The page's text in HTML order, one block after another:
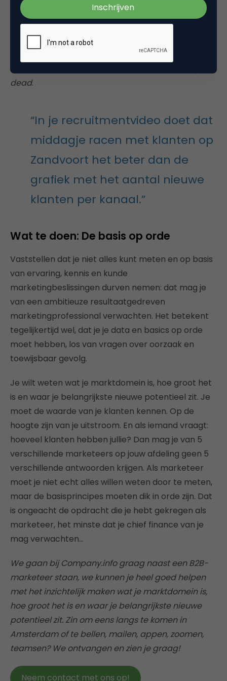
met het aantal nieuwe klanten per kanaal. Als je
doorslaat in “alles willen meten” en het attributie-
spel altijd wilt spelen, mis je heel wat kansen.
Helemaal in een oververhitte arbeidsmarkt…Wat dit
betreft is marketingattributie. Gewoon
dead.
“In je recruitmentvideo doet dat
middagje racen met klanten op
Zandvoort het beter dan de
grafiek met het aantal nieuwe
klanten per kanaal.”
Wat te doen: De basis op orde
Vaststellen dat je niet alles kunt meten en op basis
van ervaring, kennis en kunde
marketingbeslissingen durven nemen: dat mag je
van een ambitieuze resultaatgedreven
marketingprofessional verwachten. Het betekent
tegelijkertijd wel, dat je je data en basics op orde
moet hebben, los van vragen over oorzaak en
toewijsbaar gevolg.
Je wilt weten wat je marktdomein is, hoe groot het
is en waar je belangrijkste nieuwe potentieel zit. Je
moet de waarde van je klanten kennen. Op de
hoogte zijn van je uitstroom. En als iemand vraagt:
hoeveel klanten hebben jullie? Dan mag je van 5
verschillende marketeers op jouw afdeling geen 5
verschillende antwoorden krijgen. Als marketeer
moet je niet echt alles willen weten door te meten,
maar de basisprincipes moeten dik in orde zijn. Dat
is ongeacht de opdracht die je hebt gekregen als
marketeer, het minste dat je chief finance van je
mag verwachten…
We gaan bij Company.info graag naast een B2B-
marketeer staan, we kunnen je heel goed helpen
met het inzichtelijk maken wat je marktdomein is,
hoe groot het is en waar je belangrijkste nieuwe
potentieel zit. Zin om eens langs te komen in
Amsterdam of te bellen, mailen, appen, zoomen,
teamsen? We ontvangen en zien je graag!
Neem contact met ons op!